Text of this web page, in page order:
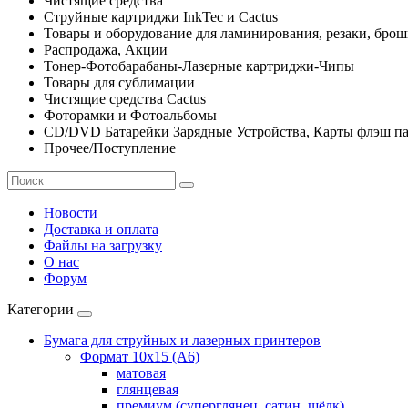
Струйные картриджи InkTec и Cactus
Товары и оборудование для ламинирования, резаки,
Распродажа, Акции
Тонер-Фотобарабаны-Лазерные картриджи-Чипы
Товары для сублимации
Чистящие средства Cactus
Фоторамки и Фотоальбомы
CD/DVD Батарейки Зарядные Устройства, Карты флэш
Прочее/Поступление
Новости
Доставка и оплата
Файлы на загрузку
О нас
Форум
Категории
Бумага для струйных и лазерных принтеров
Формат 10х15 (A6)
матовая
глянцевая